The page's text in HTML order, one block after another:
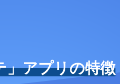
」アプリの特徴